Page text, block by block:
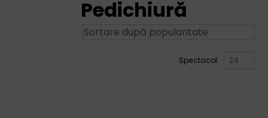
Pedichiură
Spectacol: